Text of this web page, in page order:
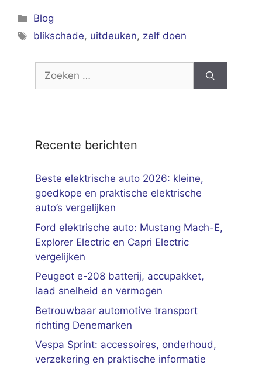
Categorieën
Blog
Tags
blikschade, uitdeuken, zelf doen
Zoek
Recente berichten
Beste elektrische auto 2026: kleine,
goedkope en praktische elektrische
auto’s vergelijken
Ford elektrische auto: Mustang Mach-E,
Explorer Electric en Capri Electric
vergelijken
Peugeot e-208 batterij, accupakket,
laad snelheid en vermogen
Betrouwbaar automotive transport
richting Denemarken
Vespa Sprint: accessoires, onderhoud,
verzekering en praktische informatie